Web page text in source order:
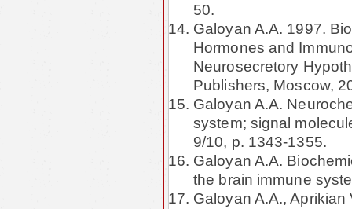
50.
Galoyan A.A. 1997.
Hormones and
Neurosecretory
Publishers, Moscow,
Galoyan A.A.
system; signal
9/10, p. 1343-1355.
Galoyan A.A.
the brain immune
Galoyan A.A.,